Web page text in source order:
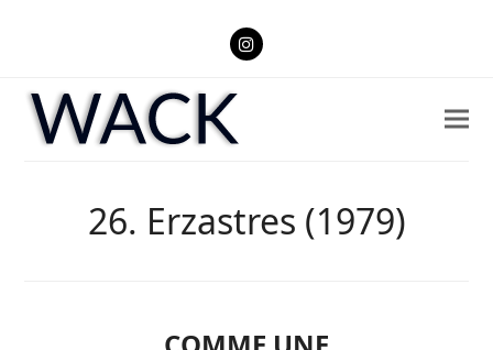
Instagram
26. Erzastres (1979)